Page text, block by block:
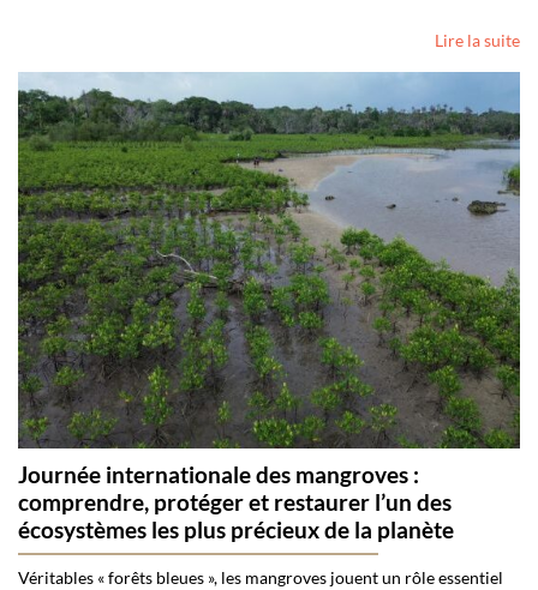
Lire la suite
Journée internationale des mangroves :
comprendre, protéger et restaurer l’un des
écosystèmes les plus précieux de la planète
Véritables « forêts bleues », les mangroves jouent un rôle essentiel